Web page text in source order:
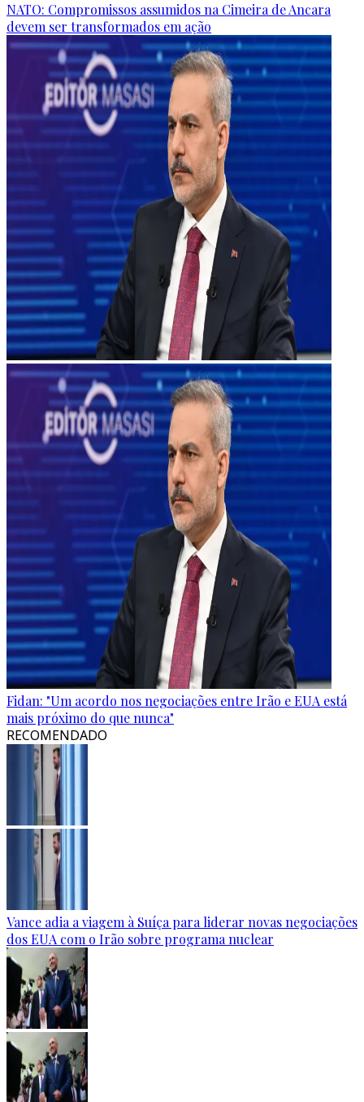
NATO: Compromissos assumidos na Cimeira de Ancara
devem ser transformados em ação
Fidan: "Um acordo nos negociações entre Irão e EUA está
mais próximo do que nunca"
RECOMENDADO
Vance adia a viagem à Suíça para liderar novas negociações
dos EUA com o Irão sobre programa nuclear